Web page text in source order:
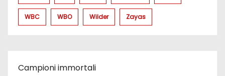
WBC WBO Wilder Zayas
Campioni immortali